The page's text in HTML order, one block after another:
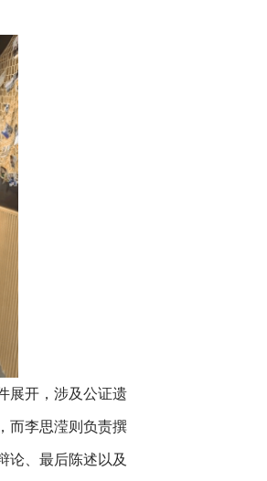
展开，涉及公证遗
而李思滢则负责撰
论、最后陈述以及